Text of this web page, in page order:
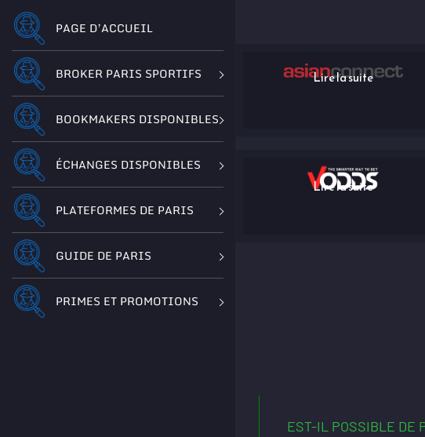
PAGE D’ACCUEIL
BROKER PARIS SPORTIFS
BOOKMAKERS DISPONIBLES
ÉCHANGES DISPONIBLES
PLATEFORMES DE PARIS
GUIDE DE PARIS
PRIMES ET PROMOTIONS
Lire la suite
Lire la suite
EST-IL POSSIBLE DE